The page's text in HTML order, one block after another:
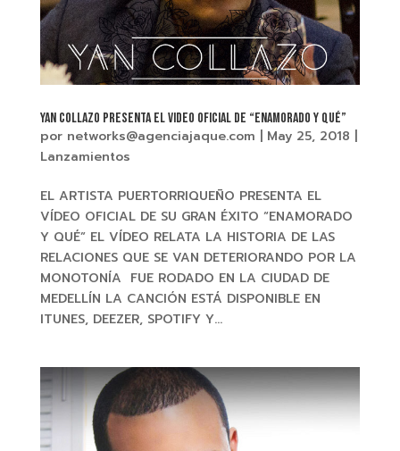
YAN COLLAZO Presenta el video oficial de “ENAMORADO Y QUÉ”
por networks@agenciajaque.com May 25, 2018
Lanzamientos
EL ARTISTA PUERTORRIQUEÑO PRESENTA EL
VÍDEO OFICIAL DE SU GRAN ÉXITO “ENAMORADO
Y QUÉ” EL VÍDEO RELATA LA HISTORIA DE LAS
RELACIONES QUE SE VAN DETERIORANDO POR LA
MONOTONÍA FUE RODADO EN LA CIUDAD DE
MEDELLÍN LA CANCIÓN ESTÁ DISPONIBLE EN
ITUNES, DEEZER, SPOTIFY Y...